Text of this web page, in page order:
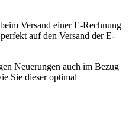
Versand einer E-Rechnung
auf den Versand der E-
Neuerungen auch im Bezug
Sie dieser optimal